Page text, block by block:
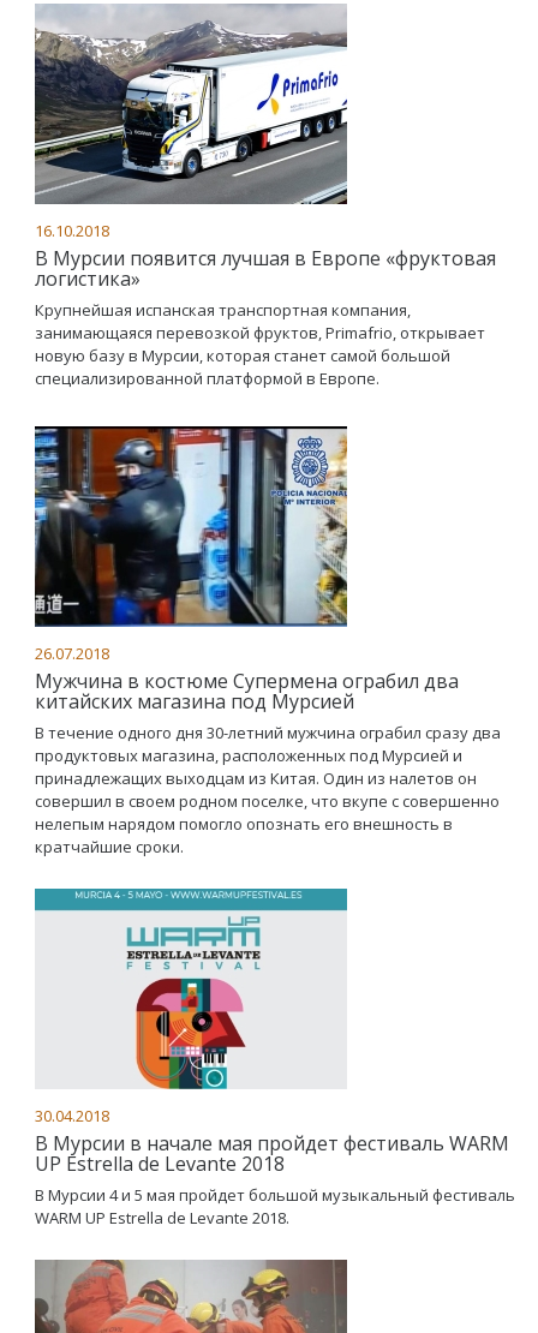
16.10.2018
В Мурсии появится лучшая в Европе «фруктовая
логистика»
Крупнейшая испанская транспортная компания,
занимающаяся перевозкой фруктов, Primafrio, открывает
новую базу в Мурсии, которая станет самой большой
специализированной платформой в Европе.
26.07.2018
Мужчина в костюме Супермена ограбил два
китайских магазина под Мурсией
В течение одного дня 30-летний мужчина ограбил сразу два
продуктовых магазина, расположенных под Мурсией и
принадлежащих выходцам из Китая. Один из налетов он
совершил в своем родном поселке, что вкупе с совершенно
нелепым нарядом помогло опознать его внешность в
кратчайшие сроки.
30.04.2018
В Мурсии в начале мая пройдет фестиваль WARM
UP Estrella de Levante 2018
В Мурсии 4 и 5 мая пройдет большой музыкальный фестиваль
WARM UP Estrella de Levante 2018.